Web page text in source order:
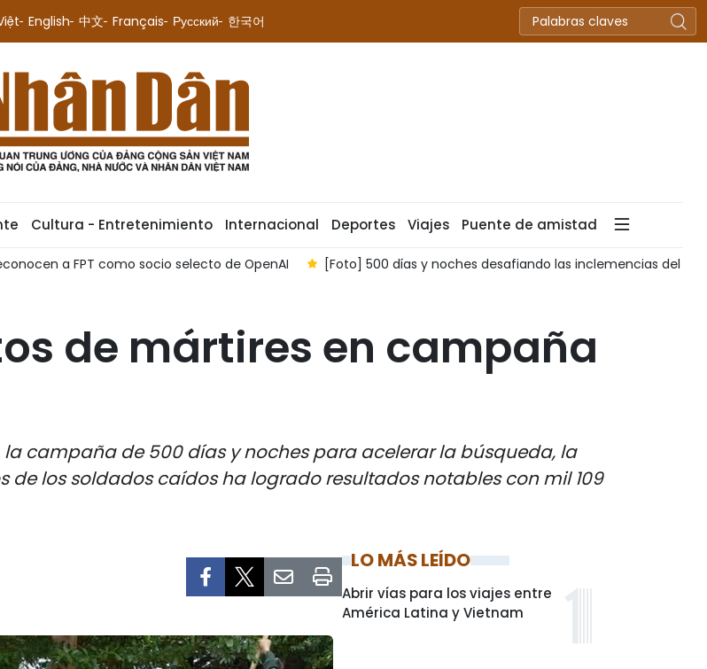
English 中文 Français Русский 한국어
Cultura - Entretenimiento Internacional Deportes Viajes Puente de amistad
a FPT como socio selecto de OpenAI [Foto] 500 días y noches desafiando las inclemencias del
de mártires en campaña
la campaña de 500 días y noches para acelerar la búsqueda, la
de los soldados caídos ha logrado resultados notables con mil 109
LO MÁS LEÍDO
Abrir vías para los viajes entre
América Latina y Vietnam